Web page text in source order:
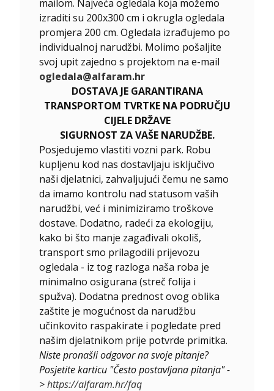
mailom. Najveća ogledala koja možemo
izraditi su 200x300 cm i okrugla ogledala
promjera 200 cm. Ogledala izrađujemo po
individualnoj narudžbi. Molimo pošaljite
svoj upit zajedno s projektom na e-mail
ogledala@alfaram.hr
DOSTAVA JE GARANTIRANA
TRANSPORTOM TVRTKE NA PODRUČJU
CIJELE DRŽAVE
SIGURNOST ZA VAŠE NARUDŽBE.
Posjedujemo vlastiti vozni park. Robu
kupljenu kod nas dostavljaju isključivo
naši djelatnici, zahvaljujući čemu ne samo
da imamo kontrolu nad statusom vaših
narudžbi, već i minimiziramo troškove
dostave. Dodatno, radeći za ekologiju,
kako bi što manje zagađivali okoliš,
transport smo prilagodili prijevozu
ogledala - iz tog razloga naša roba je
minimalno osigurana (streč folija i
spužva). Dodatna prednost ovog oblika
zaštite je mogućnost da narudžbu
učinkovito raspakirate i pogledate pred
našim djelatnikom prije potvrde primitka.
Niste pronašli odgovor na svoje pitanje?
Posjetite karticu "Često postavljana pitanja" -
>https://alfaram.hr/faq